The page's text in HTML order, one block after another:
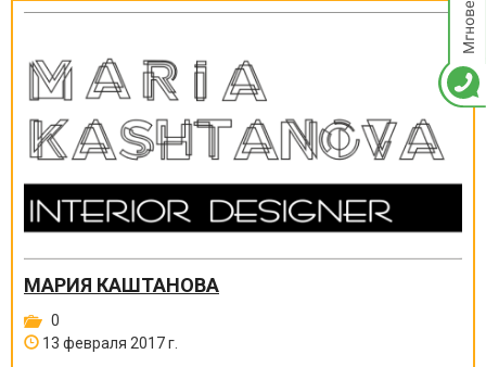
МАРИЯ КАШТАНОВА
0
13 февраля 2017 г.